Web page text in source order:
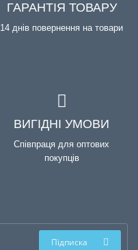
ГАРАНТІЯ ТОВАРУ
14 днів повернення на товари
ВИГІДНІ УМОВИ
Співпраця для оптових
покупців
Підписка